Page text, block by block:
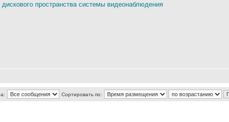
пространства системы видеонаблюдения
Сортировать по: